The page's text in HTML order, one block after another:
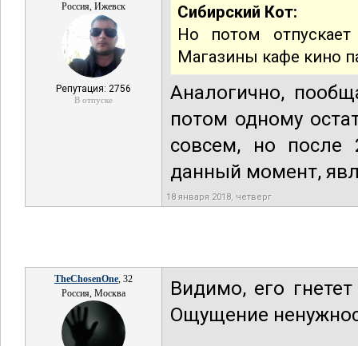
Россия, Ижевск
Репутация: 2756
В отпуске
Сибирский Кот:
Но потом
Магазины кафе кино
Аналогично,
потом одному
совсем, но после
данный момент,
18 января 2018, четверг
TheChosenOne, 32
Россия, Москва
Видимо, его
Ощущение